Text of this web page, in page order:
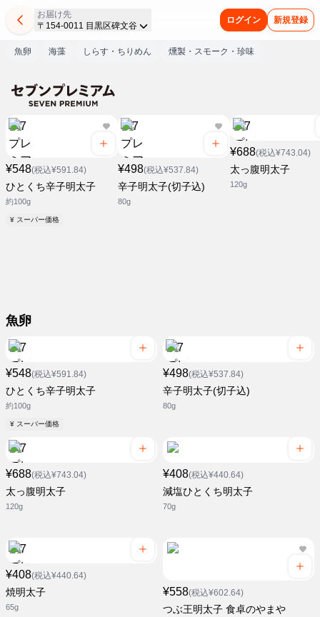
お届け先
〒154-0011 目黒区碑文谷
ログイン 新規登録
魚卵 海藻 しらす・ちりめん 燻製・スモーク・珍味
¥548(税込¥591.84)
ひとくち辛子明太子
約100g
¥ スーパー価格
¥498(税込¥537.84)
辛子明太子(切子込)
80g
¥688(税込¥743.04)
太っ腹明太子
120g
魚卵
¥548(税込¥591.84)
ひとくち辛子明太子
約100g
¥ スーパー価格
¥498(税込¥537.84)
辛子明太子(切子込)
80g
¥688(税込¥743.04)
太っ腹明太子
120g
¥408(税込¥440.64)
減塩ひとくち明太子
70g
¥408(税込¥440.64)
焼明太子
65g
¥558(税込¥602.64)
つぶ王明太子 食卓のやまや